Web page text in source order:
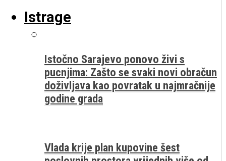
Istrage
Istočno Sarajevo ponovo živi s
pucnjima: Zašto se svaki novi obračun
doživljava kao povratak u najmračnije
godine grada
Vlada krije plan kupovine šest